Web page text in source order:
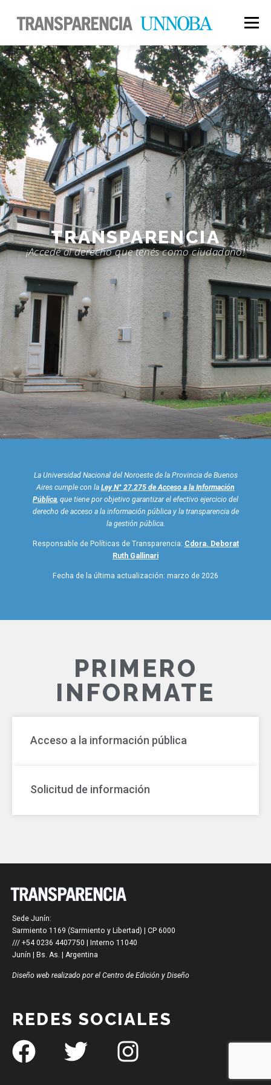
Menú
UNIVERSIDAD ACADÉMICA GESTIÓN
TRANSPARENCIA
¡Accedé al derecho que tenés como ciudadano!
La Universidad Nacional del Noroeste de la Provincia de Buenos
Aires cumple con la Ley N° 27.275 de Acceso a la Información
Pública, que tiene por objetivo garantizar el efectivo ejercicio del
derecho de acceso a la información pública y la transparencia de
la gestión pública.
Responsable de Políticas de Transparencia: Cdora. Deborat
Ruth Gallinari
Fecha de la última actualización: marzo de 2026
PRIMERO
INFORMATE
Acceso a la información pública
Solicitud de información
Sede Junín:
Sarmiento 1169 (Sarmiento y Libertad) | CP 6000
/// +54 0236 4407750 | Interno 11040
Junín | Bs. As. | Argentina
Diseño web realizado por el Centro de Edición y Diseño
REDES SOCIALES